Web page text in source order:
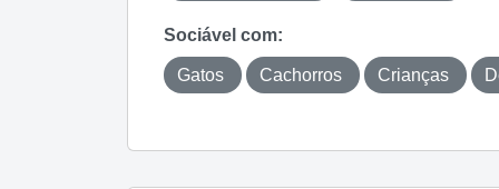
Sociável com:
Gatos Cachorros Crianças